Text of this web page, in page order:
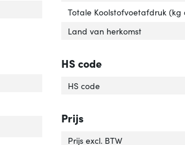
verpakking'
in de verpakking'
Totale Koolstofvoetafdruk (kg
Land van herkomst
HS code
HS code
Prijs
Prijs excl. BTW